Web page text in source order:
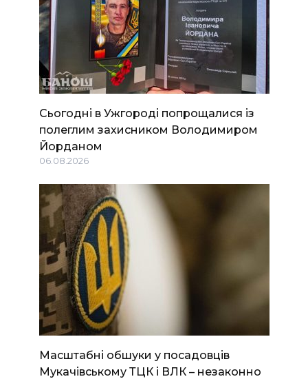
Сьогодні в Ужгороді попрощалися із
полеглим захисником Володимиром
Йорданом
06.08.2026
Масштабні обшуки у посадовців
Мукачівському ТЦК і ВЛК – незаконно